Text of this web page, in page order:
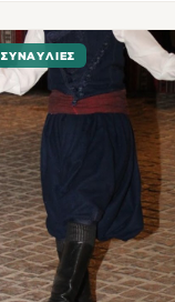
ΣΥΝΑΥΛΊΕΣ